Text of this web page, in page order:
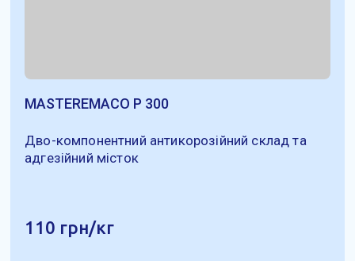
MASTEREMACO P 300
Дво-компонентний антикорозійний склад та
адгезійний місток
110 грн/кг